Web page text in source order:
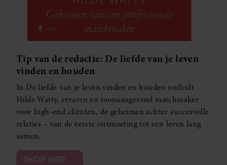
Tip van de redactie: De liefde van je leven
vinden en houden
In De liefde van je leven vinden en houden onthult
Hilde Watty, ervaren en toonaangevend matchmaker
voor high-end cliënten, de geheimen achter succesvolle
relaties – van de eerste ontmoeting tot een leven lang
samen.
SHOP HIER